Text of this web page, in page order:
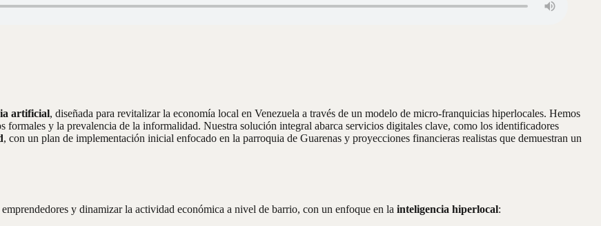
artificial, diseñada para revitalizar la economía local en Venezuela a través de un modelo de micro-franquicias hiperlocales. Hemos
formales y la prevalencia de la informalidad. Nuestra solución integral abarca servicios digitales clave, como los identificadores
, con un plan de implementación inicial enfocado en la parroquia de Guarenas y proyecciones financieras realistas que demuestran un
y dinamizar la actividad económica a nivel de barrio, con un enfoque en la inteligencia hiperlocal: